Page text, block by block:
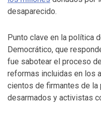
desaparecido.
Punto clave en la política
Democrático, que
fue sabotear el proceso
reformas incluidas en los
cientos de firmantes de
desarmados y activistas